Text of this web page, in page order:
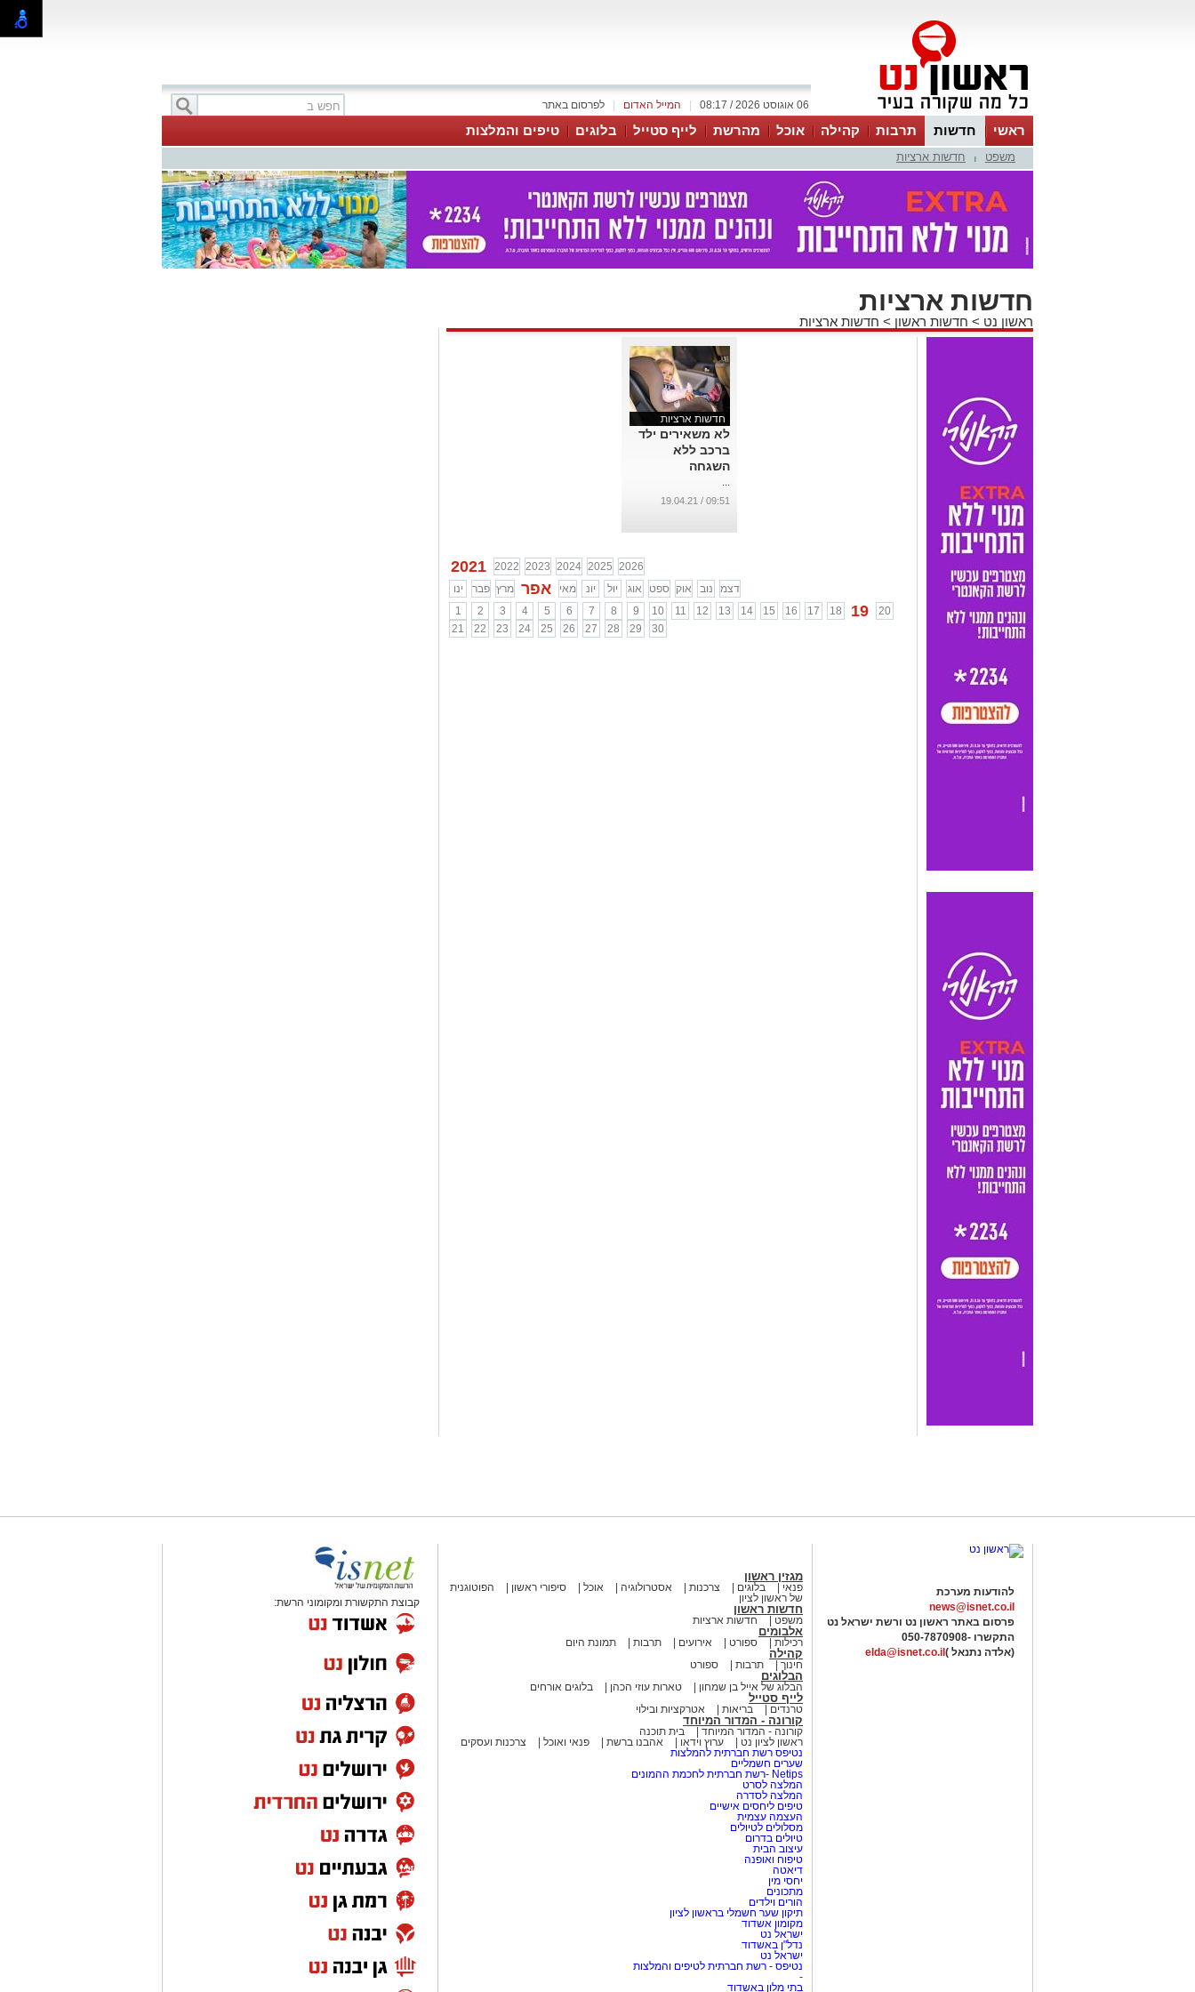
לפרסום באתר המייל האדום 06 אוגוסט 2026 / 08:17
ראשי חדשות תרבות קהילה אוכל מהרשת לייף סטייל בלוגים טיפים והמלצות
משפט חדשות ארציות
חדשות ארציות
ראשון נט > חדשות ראשון > חדשות ארציות
חדשות ארציות
לא משאירים ילד
ברכב ללא
השגחה
...
09:51 / 19.04.21
2021 2022 2023 2024 2025 2026
ינו
פבר מרץ אפר מאי יונ יול אוג ספט אוק נוב
דצמ
1
2 3 4 5 6 7 8 9 10 11 12 13 14 15 16 17 18 19
20
21
22 23 24 25 26 27 28 29 30
להודעות מערכת
news@isnet.co.il
פרסום באתר ראשון נט ורשת ישראל נט
התקשרו -050-7870908
(אלדה נתנאל ) elda@isnet.co.il
מגזין ראשון
פנאי בלוגים צרכנות אסטרולוגיה אוכל סיפורי ראשון
הפוטוגנית
של ראשון לציון
חדשות ראשון
משפט חדשות ארציות
אלבומים
רכילות ספורט אירועים תרבות תמונת היום
קהילה
חינוך תרבות ספורט
הבלוגים
הבלוג של אייל בן שמחון טארות עוזי הכהן בלוגים אורחים
לייף סטייל
טרנדים בריאות אטרקציות ובילוי
קורונה - המדור המיוחד
קורונה - המדור המיוחד
בית תוכנה
ראשון לציון נט
ערוץ וידאו אהבנו ברשת פנאי ואוכל
צרכנות ועסקים
נטיפס רשת חברתית להמלצות
שערים חשמליים
Netips -רשת חברתית לחכמת ההמונים
המלצה לסרט
המלצה לסדרה
טיפים ליחסים אישיים
העצמה עצמית
מסלולים לטיולים
טיולים בדרום
עיצוב הבית
טיפוח ואופנה
דיאטה
יחסי מין
מתכונים
הורים וילדים
תיקון שער חשמלי בראשון לציון
מקומון אשדוד
ישראל נט
נדל"ן באשדוד
ישראל נט
נטיפס - רשת חברתית לטיפים והמלצות
-
בתי מלון באשדוד
קבוצת התקשורת ומקומוני הרשת: